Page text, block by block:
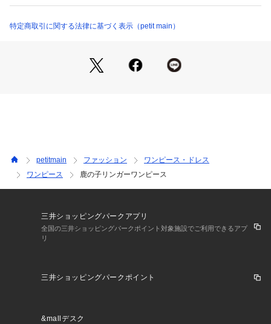
・1枚でさらっと着るだけでコーデが完成します
・キャップやスニーカーを合わせて、カジュアルなお出かけコ
違って見える場合が御座います。予めご了承の上ご注文下さ
い。
【 and D.petit main 】
━━━━━━━━━━━━
Daily （日々の）、Dear （大事な ）、 Dad （パパ）
  　パパもお揃いで着たくなるくらいファッショナブル。
【 対象 】
日陰でのつり干し乾燥がよい
ドライクリーニングができない
3510100005210
（モール）
4661303 （ショップ）
特定商取引に関する法律に基づく表示（petit main）
petitmain ファッション
ワンピース・ドレス
ワンピース
鹿の子リンガーワンピース
三井ショッピングパークアプリ
全国の三井ショッピングパークポイント対象施設でご利用できるアプ
リ
三井ショッピングパークポイント
&mallデスク